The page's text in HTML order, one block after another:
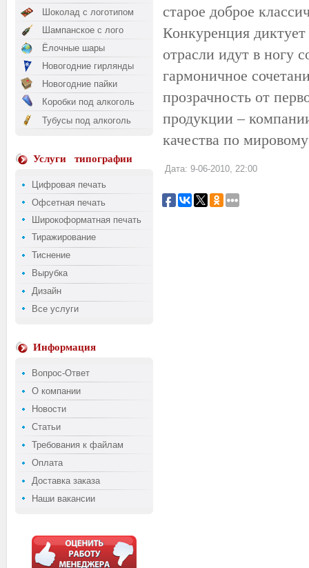
Шоколад с логотипом
Шампанское с лого
Ёлочные шары
Новогодние гирлянды
Новогодние пайки
Коробки под алкоголь
Тубусы под алкоголь
Услуги типографии
Цифровая печать
Офсетная печать
Широкоформатная печать
Тиражирование
Тиснение
Вырубка
Дизайн
Все услуги
Информация
Вопрос-Ответ
О компании
Новости
Статьи
Требования к файлам
Оплата
Доставка заказа
Наши вакансии
старое доброе
Конкуренция
отрасли идут в ногу
гармоничное
прозрачность от
продукции –
качества по
Дата: 9-06-2010, 22:00